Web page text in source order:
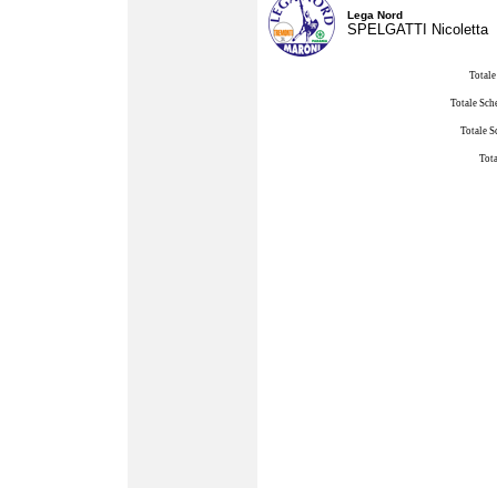
Lega Nord
SPELGATTI Nicoletta
Totale
Totale